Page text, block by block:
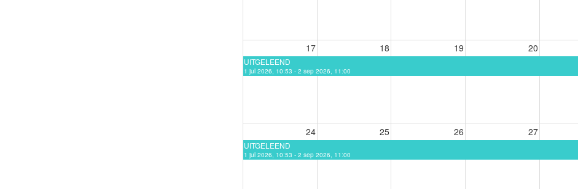
17 18 19 20
UITGELEEND
1 jul 2026, 10:53 - 2 sep 2026, 11:00
24 25 26 27
UITGELEEND
1 jul 2026, 10:53 - 2 sep 2026, 11:00